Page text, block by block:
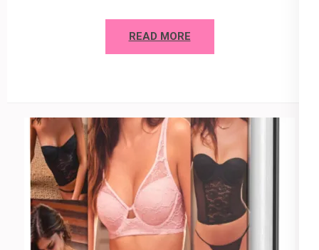
READ MORE